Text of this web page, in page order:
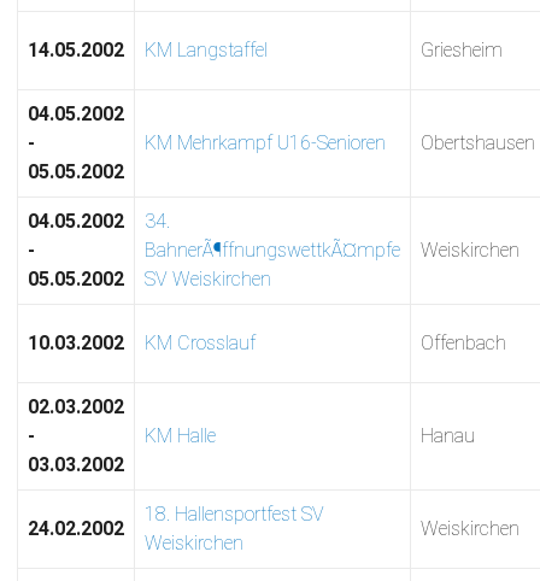
14.05.2002 KM Langstaffel Griesheim
04.05.2002
-
05.05.2002
KM Mehrkampf U16-Senioren Obertshausen
04.05.2002
-
05.05.2002
34.
BahnerÃ¶ffnungswettkÃ¤mpfe
SV Weiskirchen
Weiskirchen
10.03.2002 KM Crosslauf Offenbach
02.03.2002
-
03.03.2002
KM Halle Hanau
24.02.2002
18. Hallensportfest SV
Weiskirchen
Weiskirchen